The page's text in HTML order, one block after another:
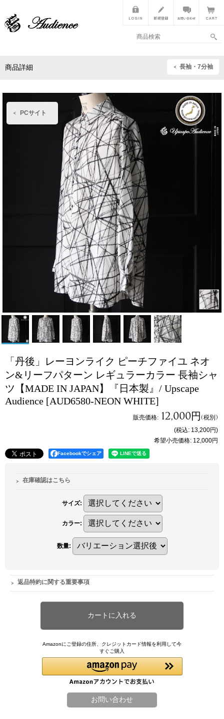
PCサイト
商品詳細 長袖・7分袖
「丹後」レーヨンライク ピーチファイユ ネオ
ン&リーフパターン レギュラーカラー 長袖シャ
ツ【MADE IN JAPAN】『日本製』/ Upscape
Audience [AUD6580-NEON WHITE]
販売価格: 12,000円(税別)
(税込: 13,200円)
希望小売価格: 12,000円
Facebookでシェア
在庫確認はこちら
サイズ:
カラー:
数量:
返品特約に関する重要事項
Amazonにご登録の住所、クレジットカード情報を利用して今
すぐご購入